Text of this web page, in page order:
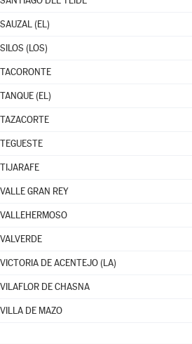
SAUZAL (EL)
SILOS (LOS)
TACORONTE
TANQUE (EL)
TAZACORTE
TEGUESTE
TIJARAFE
VALLE GRAN REY
VALLEHERMOSO
VALVERDE
VICTORIA DE ACENTEJO (LA)
VILAFLOR DE CHASNA
VILLA DE MAZO